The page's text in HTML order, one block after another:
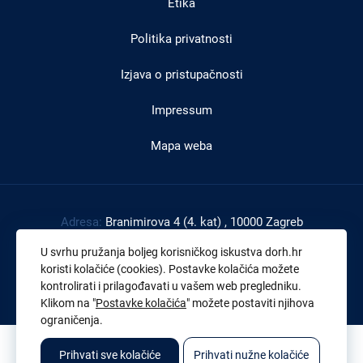
Etika
Politika privatnosti
Izjava o pristupačnosti
Impressum
Mapa weba
Adresa: Branimirova 4 (4. kat) , 10000 Zagreb
Tel: +385 1 4591 888
Faks:+385 1 4591 816
OIB:43539267895
© 2026. Sva prava pridržana. Državno odvjetništvo Republike Hrvatske
U svrhu pružanja boljeg korisničkog iskustva dorh.hr
koristi kolačiće (cookies). Postavke kolačića možete
kontrolirati i prilagođavati u vašem web pregledniku.
Klikom na "Postavke kolačića" možete postaviti njihova
ograničenja.
Prihvati sve kolačiće Prihvati nužne kolačiće